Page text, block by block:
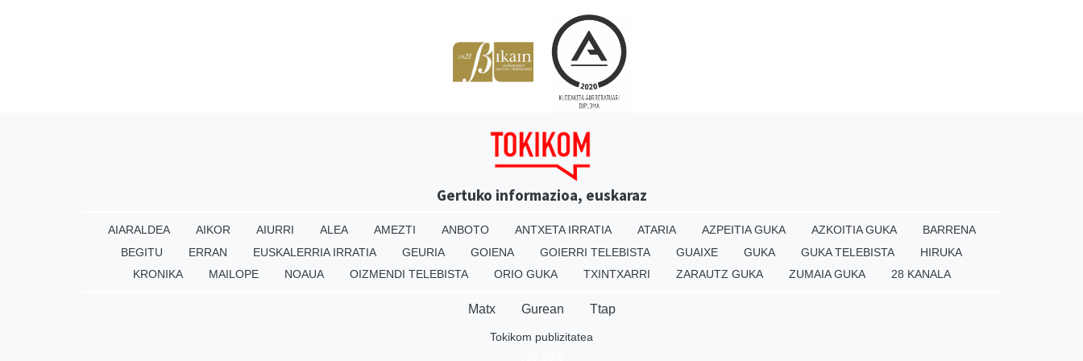
Gertuko informazioa, euskaraz
AIARALDEA AIKOR AIURRI ALEA AMEZTI ANBOTO ANTXETA IRRATIA ATARIA AZPEITIA GUKA AZKOITIA GUKA
BARRENA
BEGITU
ERRAN EUSKALERRIA IRRATIA GEURIA GOIENA GOIERRI TELEBISTA GUAIXE GUKA GUKA TELEBISTA
HIRUKA
KRONIKA
MAILOPE NOAUA OIZMENDI TELEBISTA ORIO GUKA TXINTXARRI ZARAUTZ GUKA ZUMAIA GUKA 28 KANALA
Matx Gurean Ttap
Tokikom publizitatea